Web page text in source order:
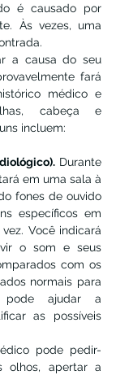
é causado por
Às vezes, uma
a causa do seu
fará
médico e
cabeça e
incluem:
Durante
em uma sala à
fones de ouvido
específicos em
Você indicará
o som e seus
com os
normais para
ajudar a
as possíveis
pode pedir-
olhos, apertar a